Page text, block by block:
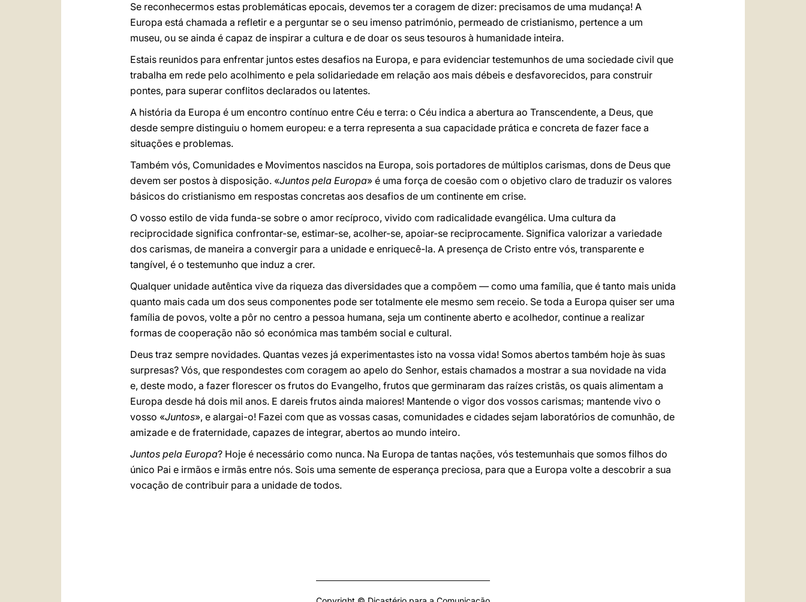
Se reconhecermos estas problemáticas epocais, devemos ter a coragem de dizer: precisamos de uma mudança! A
Europa está chamada a refletir e a perguntar se o seu imenso património, permeado de cristianismo, pertence a um
museu, ou se ainda é capaz de inspirar a cultura e de doar os seus tesouros à humanidade inteira.
Estais reunidos para enfrentar juntos estes desafios na Europa, e para evidenciar testemunhos de uma sociedade civil que
trabalha em rede pelo acolhimento e pela solidariedade em relação aos mais débeis e desfavorecidos, para construir
pontes, para superar conflitos declarados ou latentes.
A história da Europa é um encontro contínuo entre Céu e terra: o Céu indica a abertura ao Transcendente, a Deus, que
desde sempre distinguiu o homem europeu: e a terra representa a sua capacidade prática e concreta de fazer face a
situações e problemas.
Também vós, Comunidades e Movimentos nascidos na Europa, sois portadores de múltiplos carismas, dons de Deus que
devem ser postos à disposição. «Juntos pela Europa» é uma força de coesão com o objetivo claro de traduzir os valores
básicos do cristianismo em respostas concretas aos desafios de um continente em crise.
O vosso estilo de vida funda-se sobre o amor recíproco, vivido com radicalidade evangélica. Uma cultura da
reciprocidade significa confrontar-se, estimar-se, acolher-se, apoiar-se reciprocamente. Significa valorizar a variedade
dos carismas, de maneira a convergir para a unidade e enriquecê-la. A presença de Cristo entre vós, transparente e
tangível, é o testemunho que induz a crer.
Qualquer unidade autêntica vive da riqueza das diversidades que a compõem — como uma família, que é tanto mais unida
quanto mais cada um dos seus componentes pode ser totalmente ele mesmo sem receio. Se toda a Europa quiser ser uma
família de povos, volte a pôr no centro a pessoa humana, seja um continente aberto e acolhedor, continue a realizar
formas de cooperação não só económica mas também social e cultural.
Deus traz sempre novidades. Quantas vezes já experimentastes isto na vossa vida! Somos abertos também hoje às suas
surpresas? Vós, que respondestes com coragem ao apelo do Senhor, estais chamados a mostrar a sua novidade na vida
e, deste modo, a fazer florescer os frutos do Evangelho, frutos que germinaram das raízes cristãs, os quais alimentam a
Europa desde há dois mil anos. E dareis frutos ainda maiores! Mantende o vigor dos vossos carismas; mantende vivo o
vosso «Juntos», e alargai-o! Fazei com que as vossas casas, comunidades e cidades sejam laboratórios de comunhão, de
amizade e de fraternidade, capazes de integrar, abertos ao mundo inteiro.
Juntos pela Europa? Hoje é necessário como nunca. Na Europa de tantas nações, vós testemunhais que somos filhos do
único Pai e irmãos e irmãs entre nós. Sois uma semente de esperança preciosa, para que a Europa volte a descobrir a sua
vocação de contribuir para a unidade de todos.